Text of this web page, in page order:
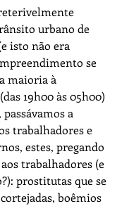
urbano de
isto não era
se
maioria à
19h00 às 05h00)
a
trabalhadores e
estes, pregando
trabalhadores (e
prostitutas que se
boêmios